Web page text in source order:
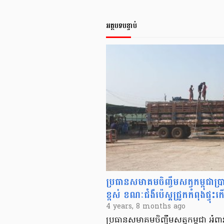
អត្ថបទបន្ទាប់
ប្រធានសមាគមចិញ្ចឹមសត្វកម្ពុជាប្
ខ្ពស់ ខណៈជំងឺប៉េស្ដជ្រូកកំពុងផ្ទុ
4 years, 8 months ago
ប្រធានសមាគមចិញ្ចឹមសត្វកម្ពុជា អំពា